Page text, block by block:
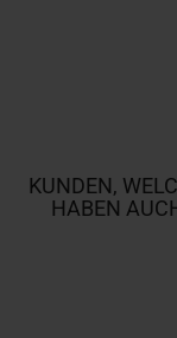
KUNDEN,
HABEN